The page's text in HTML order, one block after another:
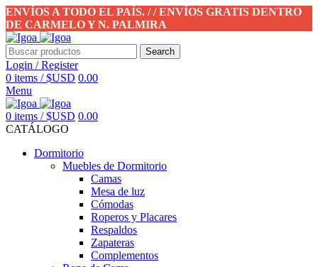
ENVÍOS A TODO EL PAÍS. / / ENVÍOS GRATIS DENTRO
DE CARMELO Y N. PALMIRA
Search
Login / Register
0 items / $USD 0.00
Menu
0 items / $USD 0.00
CATÁLOGO
Dormitorio
Muebles de Dormitorio
Camas
Mesa de luz
Cómodas
Roperos y Placares
Respaldos
Zapateras
Complementos